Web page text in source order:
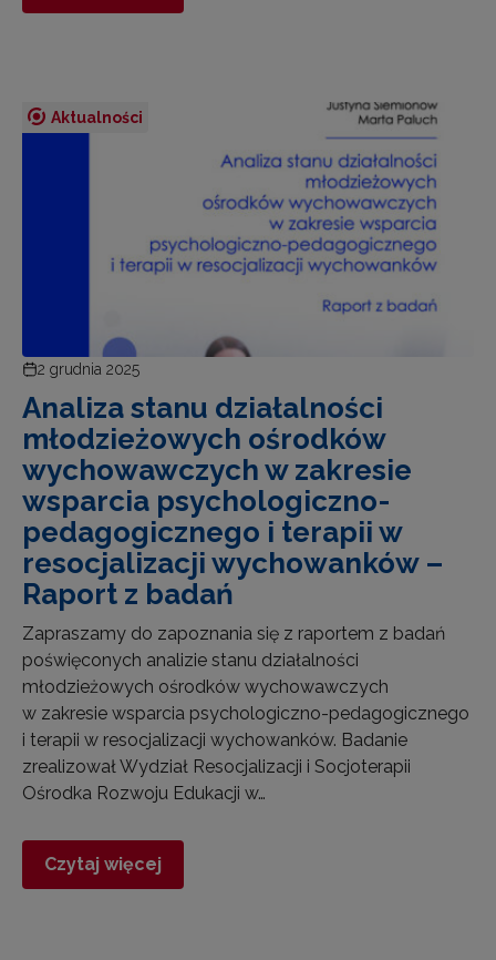
Aktualności
2 grudnia 2025
Analiza stanu działalności
młodzieżowych ośrodków
wychowawczych w zakresie
wsparcia psychologiczno-
pedagogicznego i terapii w
resocjalizacji wychowanków –
Raport z badań
Zapraszamy do zapoznania się z raportem z badań
poświęconych analizie stanu działalności
młodzieżowych ośrodków wychowawczych
w zakresie wsparcia psychologiczno-pedagogicznego
i terapii w resocjalizacji wychowanków. Badanie
zrealizował Wydział Resocjalizacji i Socjoterapii
Ośrodka Rozwoju Edukacji w…
Czytaj więcej